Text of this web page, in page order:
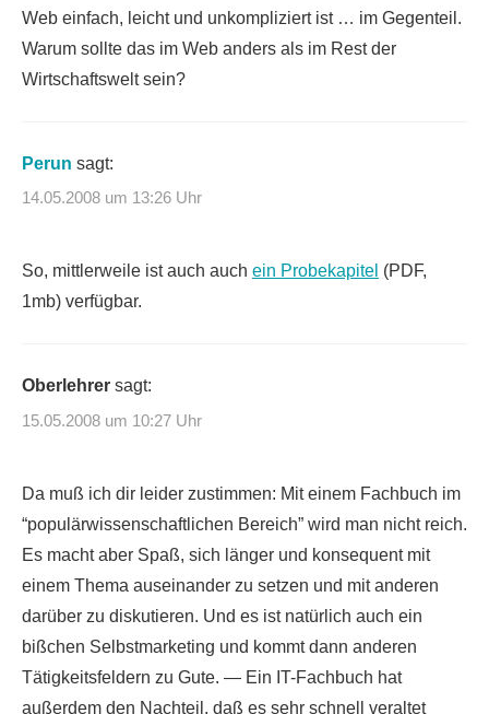
Web einfach, leicht und unkompliziert ist … im Gegenteil.
Warum sollte das im Web anders als im Rest der
Wirtschaftswelt sein?
Perun sagt:
14.05.2008 um 13:26 Uhr
So, mittlerweile ist auch auch ein Probekapitel (PDF,
1mb) verfügbar.
Oberlehrer sagt:
15.05.2008 um 10:27 Uhr
Da muß ich dir leider zustimmen: Mit einem Fachbuch im
“populärwissenschaftlichen Bereich” wird man nicht reich.
Es macht aber Spaß, sich länger und konsequent mit
einem Thema auseinander zu setzen und mit anderen
darüber zu diskutieren. Und es ist natürlich auch ein
bißchen Selbstmarketing und kommt dann anderen
Tätigkeitsfeldern zu Gute. — Ein IT-Fachbuch hat
außerdem den Nachteil, daß es sehr schnell veraltet